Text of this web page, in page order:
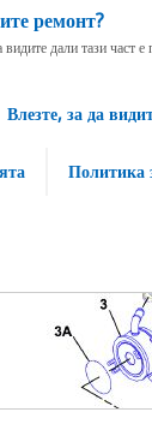
ремонт?
видите дали тази
Влезте, за да
Политика